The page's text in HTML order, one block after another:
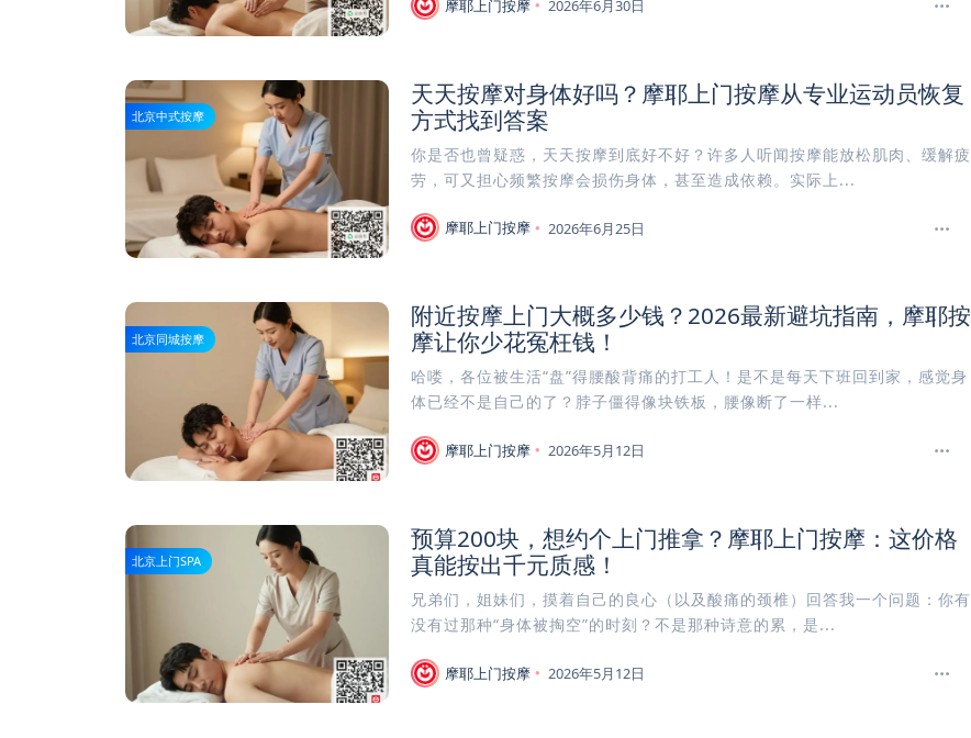
摩耶上门按摩 2026年6月30日
北京中式按摩
天天按摩对身体好吗？摩耶上门按摩从专业运动员恢复
方式找到答案
你是否也曾疑惑，天天按摩到底好不好？许多人听闻按摩能放松肌肉、缓解疲
劳，可又担心频繁按摩会损伤身体，甚至造成依赖。实际上...
摩耶上门按摩 2026年6月25日
北京同城按摩
附近按摩上门大概多少钱？2026最新避坑指南，摩耶按
摩让你少花冤枉钱！
哈喽，各位被生活“盘”得腰酸背痛的打工人！是不是每天下班回到家，感觉身
体已经不是自己的了？脖子僵得像块铁板，腰像断了一样...
摩耶上门按摩 2026年5月12日
北京上门SPA
预算200块，想约个上门推拿？摩耶上门按摩：这价格
真能按出千元质感！
兄弟们，姐妹们，摸着自己的良心（以及酸痛的颈椎）回答我一个问题：你有
没有过那种“身体被掏空”的时刻？不是那种诗意的累，是...
摩耶上门按摩 2026年5月12日